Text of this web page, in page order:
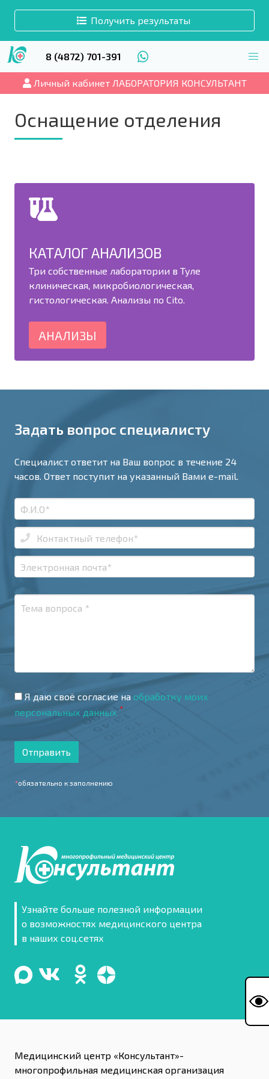
Получить результаты
8 (4872) 701-391
Личный кабинет ЛАБОРАТОРИЯ КОНСУЛЬТАНТ
Оснащение отделения
КАТАЛОГ АНАЛИЗОВ
Три собственные лаборатории в Туле
клиническая, микробиологическая,
гистологическая. Анализы по Cito.
АНАЛИЗЫ
Задать вопрос специалисту
Специалист ответит на Ваш вопрос в течение 24
часов. Ответ поступит на указанный Вами e-mail.
Я даю своё согласие на обработку моих
персональных данных *
Отправить
*обязательно к заполнению
Узнайте больше полезной информации
о возможностях медицинского центра
в наших соц.сетях
Медицинский центр «Консультант»-
многопрофильная медицинская организация